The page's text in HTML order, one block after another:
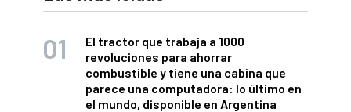
El tractor que trabaja a 1000
revoluciones para ahorrar
combustible y tiene una cabina que
parece una computadora: lo último en
el mundo, disponible en Argentina